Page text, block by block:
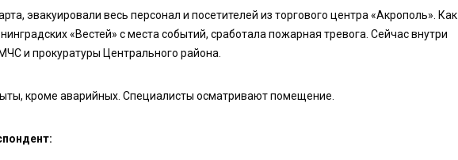
эвакуировали весь персонал и посетителей из торгового центра «Акрополь». Как
«Вестей» с места событий, сработала пожарная тревога. Сейчас внутри
и прокуратуры Центрального района.
кроме аварийных. Специалисты осматривают помещение.